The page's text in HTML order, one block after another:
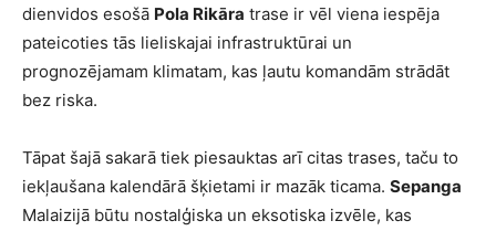
dienvidos esošā Pola Rikāra trase ir vēl viena iespēja
pateicoties tās lieliskajai infrastruktūrai un
prognozējamam klimatam, kas ļautu komandām strādāt
bez riska.
Tāpat šajā sakarā tiek piesauktas arī citas trases, taču to
iekļaušana kalendārā šķietami ir mazāk ticama. Sepanga
Malaizijā būtu nostalģiska un eksotiska izvēle, kas